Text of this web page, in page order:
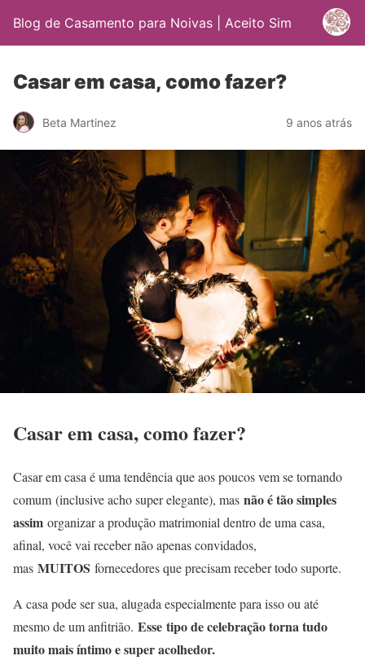
Blog de Casamento para Noivas | Aceito Sim
Casar em casa, como fazer?
Beta Martinez 9 anos atrás
Casar em casa, como fazer?
Casar em casa é uma tendência que aos poucos vem se tornando
comum (inclusive acho super elegante), mas não é tão simples
assim organizar a produção matrimonial dentro de uma casa,
afinal, você vai receber não apenas convidados,
mas MUITOS fornecedores que precisam receber todo suporte.
A casa pode ser sua, alugada especialmente para isso ou até
mesmo de um anfitrião. Esse tipo de celebração torna tudo
muito mais íntimo e super acolhedor.